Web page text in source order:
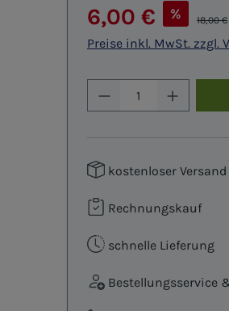
Verkaufspreis:
6,00 € % 18,00 €
Preise inkl. MwSt. zzgl.
Produkt
kostenloser
Rechnungskauf
schnelle Lieferung
Bestellungsservice